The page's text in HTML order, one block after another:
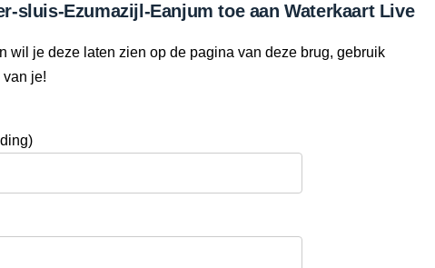
sluis-Ezumazijl-Eanjum toe aan Waterkaart Live
wil je deze laten zien op de pagina van deze brug, gebruik
je!